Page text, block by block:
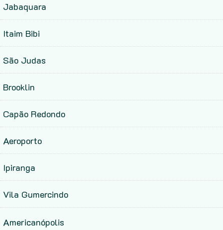
Jabaquara
Itaim Bibi
São Judas
Brooklin
Capão Redondo
Aeroporto
Ipiranga
Vila Gumercindo
Americanópolis